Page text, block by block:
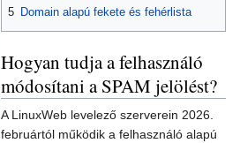
5 Domain alapú fekete és fehérlista
Hogyan tudja a felhasználó
módosítani a SPAM jelölést?
A LinuxWeb levelező szerverein 2026.
februártól működik a felhasználó alapú